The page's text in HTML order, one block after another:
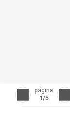
página
1/5